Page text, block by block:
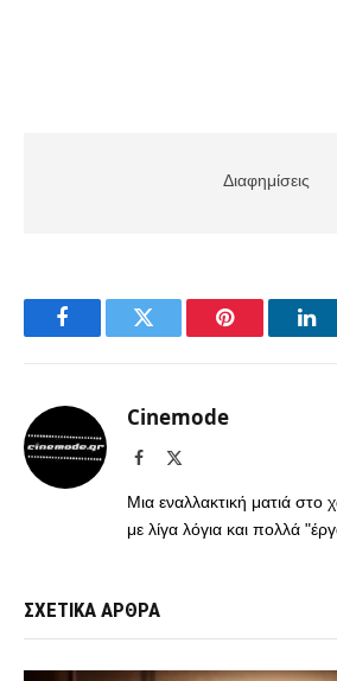
Διαφημίσεις
FacebookTwitter Pinterest
Cinemode
Facebook
Μια εναλλακτική ματιά
με λίγα λόγια και πολλά
ΣΧΕΤΙΚΑ ΑΡΘΡΑ